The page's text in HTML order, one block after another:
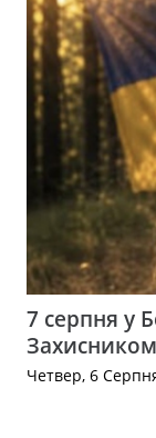
7 серпня у
Четвер, 6